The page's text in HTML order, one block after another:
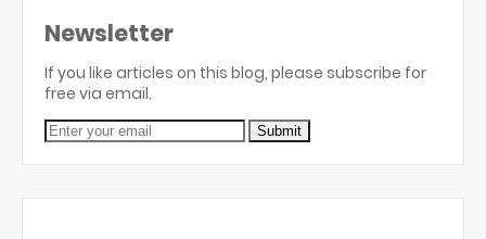
Newsletter
If you like articles on this blog, please subscribe for
free via email.